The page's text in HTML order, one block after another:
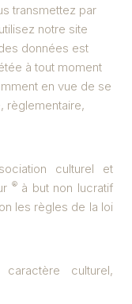
transmettez par
notre site
données est
à tout moment
en vue de se
règlementaire,
culturel et
®à but non lucratif
les règles de la loi
culturel,